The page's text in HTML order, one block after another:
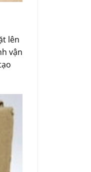
lên
vận